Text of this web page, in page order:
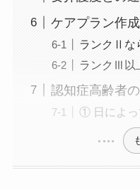
ケアプラン作
ランクⅡな
ランクⅢ以
認知症高齢者
① 日によっ